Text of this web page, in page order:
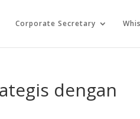
Corporate Secretary
dengan